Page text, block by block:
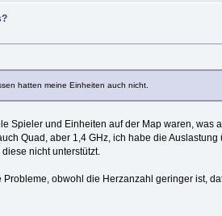
hatten meine Einheiten auch nicht.
Spieler und Einheiten auf der Map waren,
Quad, aber 1,4 GHz, ich habe die
nicht unterstützt.
obwohl die Herzanzahl geringer ist,